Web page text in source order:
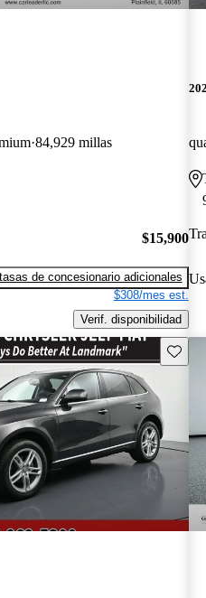
84,929 millas
$15,900
de concesionario adicionales
$308/mes est.
Verif. disponibilidad